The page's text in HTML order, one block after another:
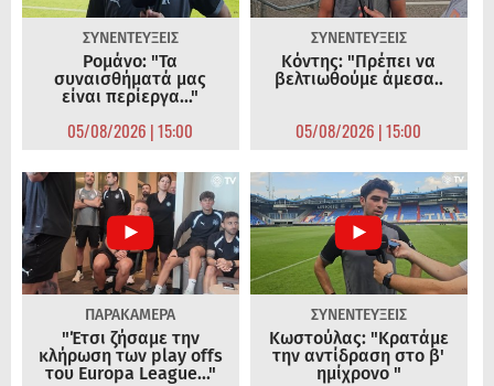
ΣΥΝΕΝΤΕΥΞΕΙΣ
Ρομάνο: "Τα
συναισθήματά μας
είναι περίεργα..."
05/08/2026 | 15:00
ΣΥΝΕΝΤΕΥΞΕΙΣ
Κόντης: "Πρέπει να
βελτιωθούμε άμεσα..
05/08/2026 | 15:00
ΠΑΡΑΚΑΜΕΡΑ
"Έτσι ζήσαμε την
κλήρωση των play offs
του Europa League..."
ΣΥΝΕΝΤΕΥΞΕΙΣ
Κωστούλας: "Κρατάμε
την αντίδραση στο β'
ημίχρονο "